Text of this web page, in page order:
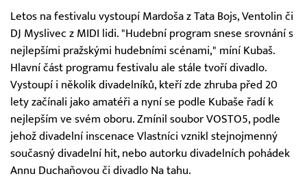
Letos na festivalu vystoupí Mardoša z Tata Bojs, Ventolin či
DJ Myslivec z MIDI lidi. "Hudební program snese srovnání s
nejlepšími pražskými hudebními scénami," míní Kubaš.
Hlavní část programu festivalu ale stále tvoří divadlo.
Vystoupí i několik divadelníků, kteří zde zhruba před 20
lety začínali jako amatéři a nyní se podle Kubaše řadí k
nejlepším ve svém oboru. Zmínil soubor VOSTO5, podle
jehož divadelní inscenace Vlastníci vznikl stejnojmenný
současný divadelní hit, nebo autorku divadelních pohádek
Annu Duchaňovou či divadlo Na tahu.